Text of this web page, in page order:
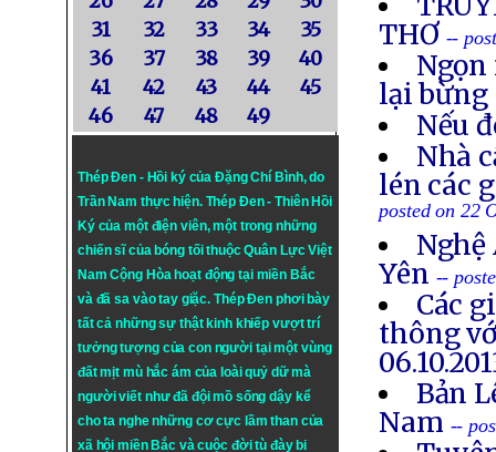
31
32 33 34
35
36
37 38 39
40
41
42 43 44
45
46
47 48 49
Thép Đen - Hồi ký của Đặng Chí Bình, do
Trần Nam thực hiện. Thép Đen- Thiên Hồi
Ký của một điện viên, một trong những
chiến sĩ của bóng tối thuộc Quân Lực Việt
Nam Cộng Hòa hoạt động tại miền Bắc
và đã sa vào tay giặc. Thép Đen phơi bày
tất cả những sự thật kinh khiếp vượt trí
tưởng tượng của con người tại một vùng
đất mịt mù hắc ám của loài quỷ dữ mà
người viết như đã đội mồ sống dậy kể
cho ta nghe những cơ cực lầm than của
xã hội miền Bắc và cuộc đời tù đày bi
THƠ --
lại bừng
Nếu
Nhà
lén các
posted on 22
Nghệ
Yên --
Các
thông
Bản
Nam --